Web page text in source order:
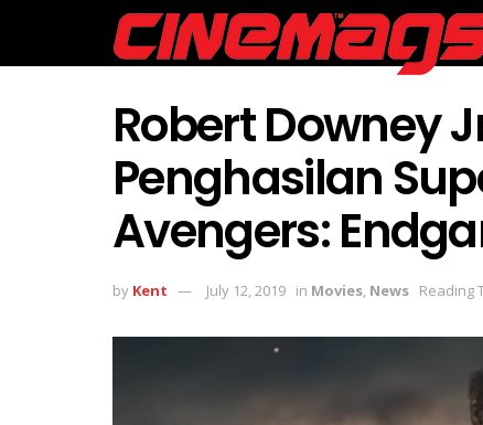
Robert Downey
Penghasilan
Avengers:
by Kent July 12, 2019 in Movies, News Reading